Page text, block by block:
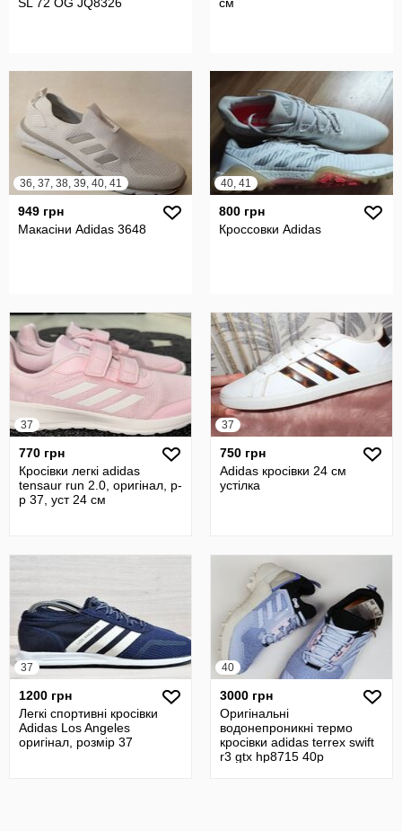
36, 37, 38, 39, 40, 41
949 грн
Макасіни Adidas 3648
40, 41
800 грн
Кроссовки Adidas
37
770 грн
Кросівки легкі adidas
tensaur run 2.0, оригінал, р-
р 37, уст 24 см
37
750 грн
Adidas кросівки 24 см
устілка
37
1200 грн
Легкі спортивні кросівки
Adidas Los Angeles
оригінал, розмір 37
40
3000 грн
Оригінальні
водонепроникні термо
кросівки adidas terrex swift
r3 gtx hp8715 40р